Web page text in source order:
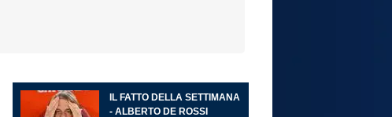
IL FATTO DELLA SETTIMANA
- ALBERTO DE ROSSI